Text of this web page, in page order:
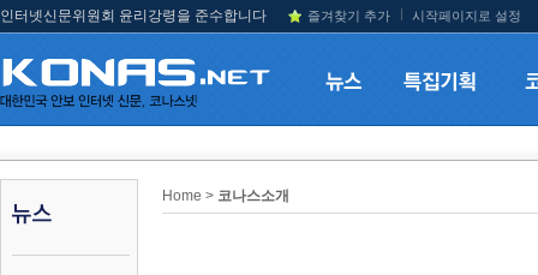
인터넷신문위원회 윤리강령을 준수합니다 즐겨찾기 추가 시작페이지로 설정
Home > 코나스소개